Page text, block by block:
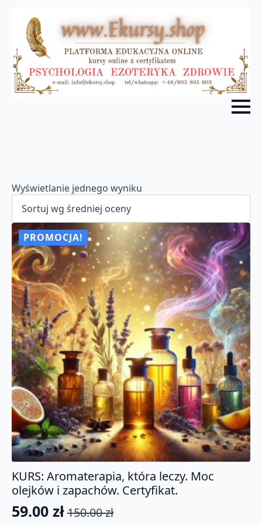
Wyświetlanie jednego wyniku
PROMOCJA!
KURS: Aromaterapia, która leczy. Moc
olejków i zapachów. Certyfikat.
150.00zł
Pierwotna
59.00 zł
Aktualna